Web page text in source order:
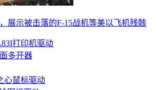
展示被击落的F-15战机等美以飞机残骸
打印机驱动
多开器
心鼠标驱动